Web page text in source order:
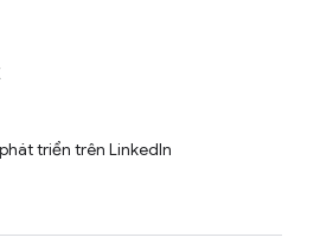
triển trên LinkedIn